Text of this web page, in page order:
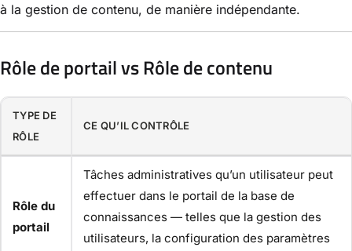
à la gestion de contenu, de manière indépendante.
Rôle de portail vs Rôle de contenu
TYPE DE
RÔLE
CE QU’IL CONTRÔLE
Rôle du
portail
Tâches administratives qu’un utilisateur peut
effectuer dans le portail de la base de
connaissances — telles que la gestion des
utilisateurs, la configuration des paramètres